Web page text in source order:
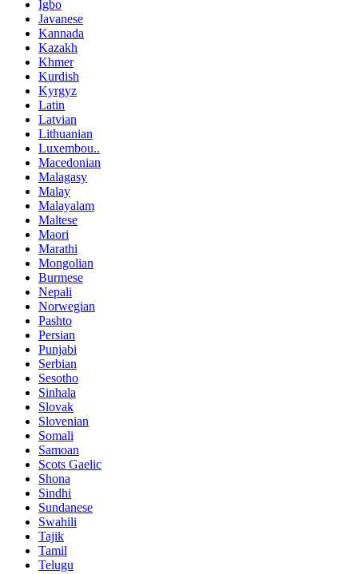
Igbo
Javanese
Kannada
Kazakh
Khmer
Kurdish
Kyrgyz
Latin
Latvian
Lithuanian
Luxembou..
Macedonian
Malagasy
Malay
Malayalam
Maltese
Maori
Marathi
Mongolian
Burmese
Nepali
Norwegian
Pashto
Persian
Punjabi
Serbian
Sesotho
Sinhala
Slovak
Slovenian
Somali
Samoan
Scots Gaelic
Shona
Sindhi
Sundanese
Swahili
Tajik
Tamil
Telugu